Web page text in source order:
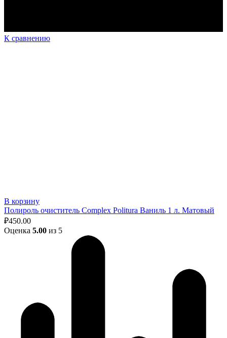
К сравнению
В корзину
Полироль очиститель Complex Politura Ваниль 1 л. Матовый
₽450.00
Оценка 5.00 из 5